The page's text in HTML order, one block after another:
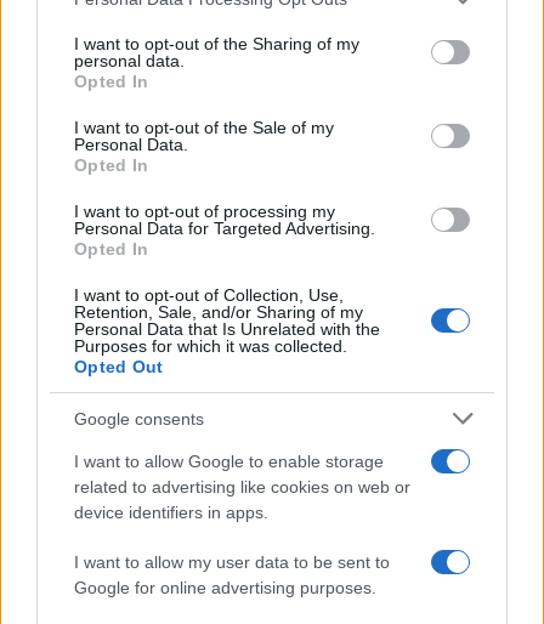
I want to opt-out of the Sharing of my
personal data.
Opted In
I want to opt-out of the Sale of my
Personal Data.
Opted In
I want to opt-out of processing my
Personal Data for Targeted Advertising.
Opted In
I want to opt-out of Collection, Use,
Retention, Sale, and/or Sharing of my
Personal Data that Is Unrelated with the
Purposes for which it was collected.
Opted Out
Google consents
I want to allow Google to enable storage
related to advertising like cookies on web or
device identifiers in apps.
I want to allow my user data to be sent to
Google for online advertising purposes.
E BURAZ
20.01.17. 09:03
Saznaj više